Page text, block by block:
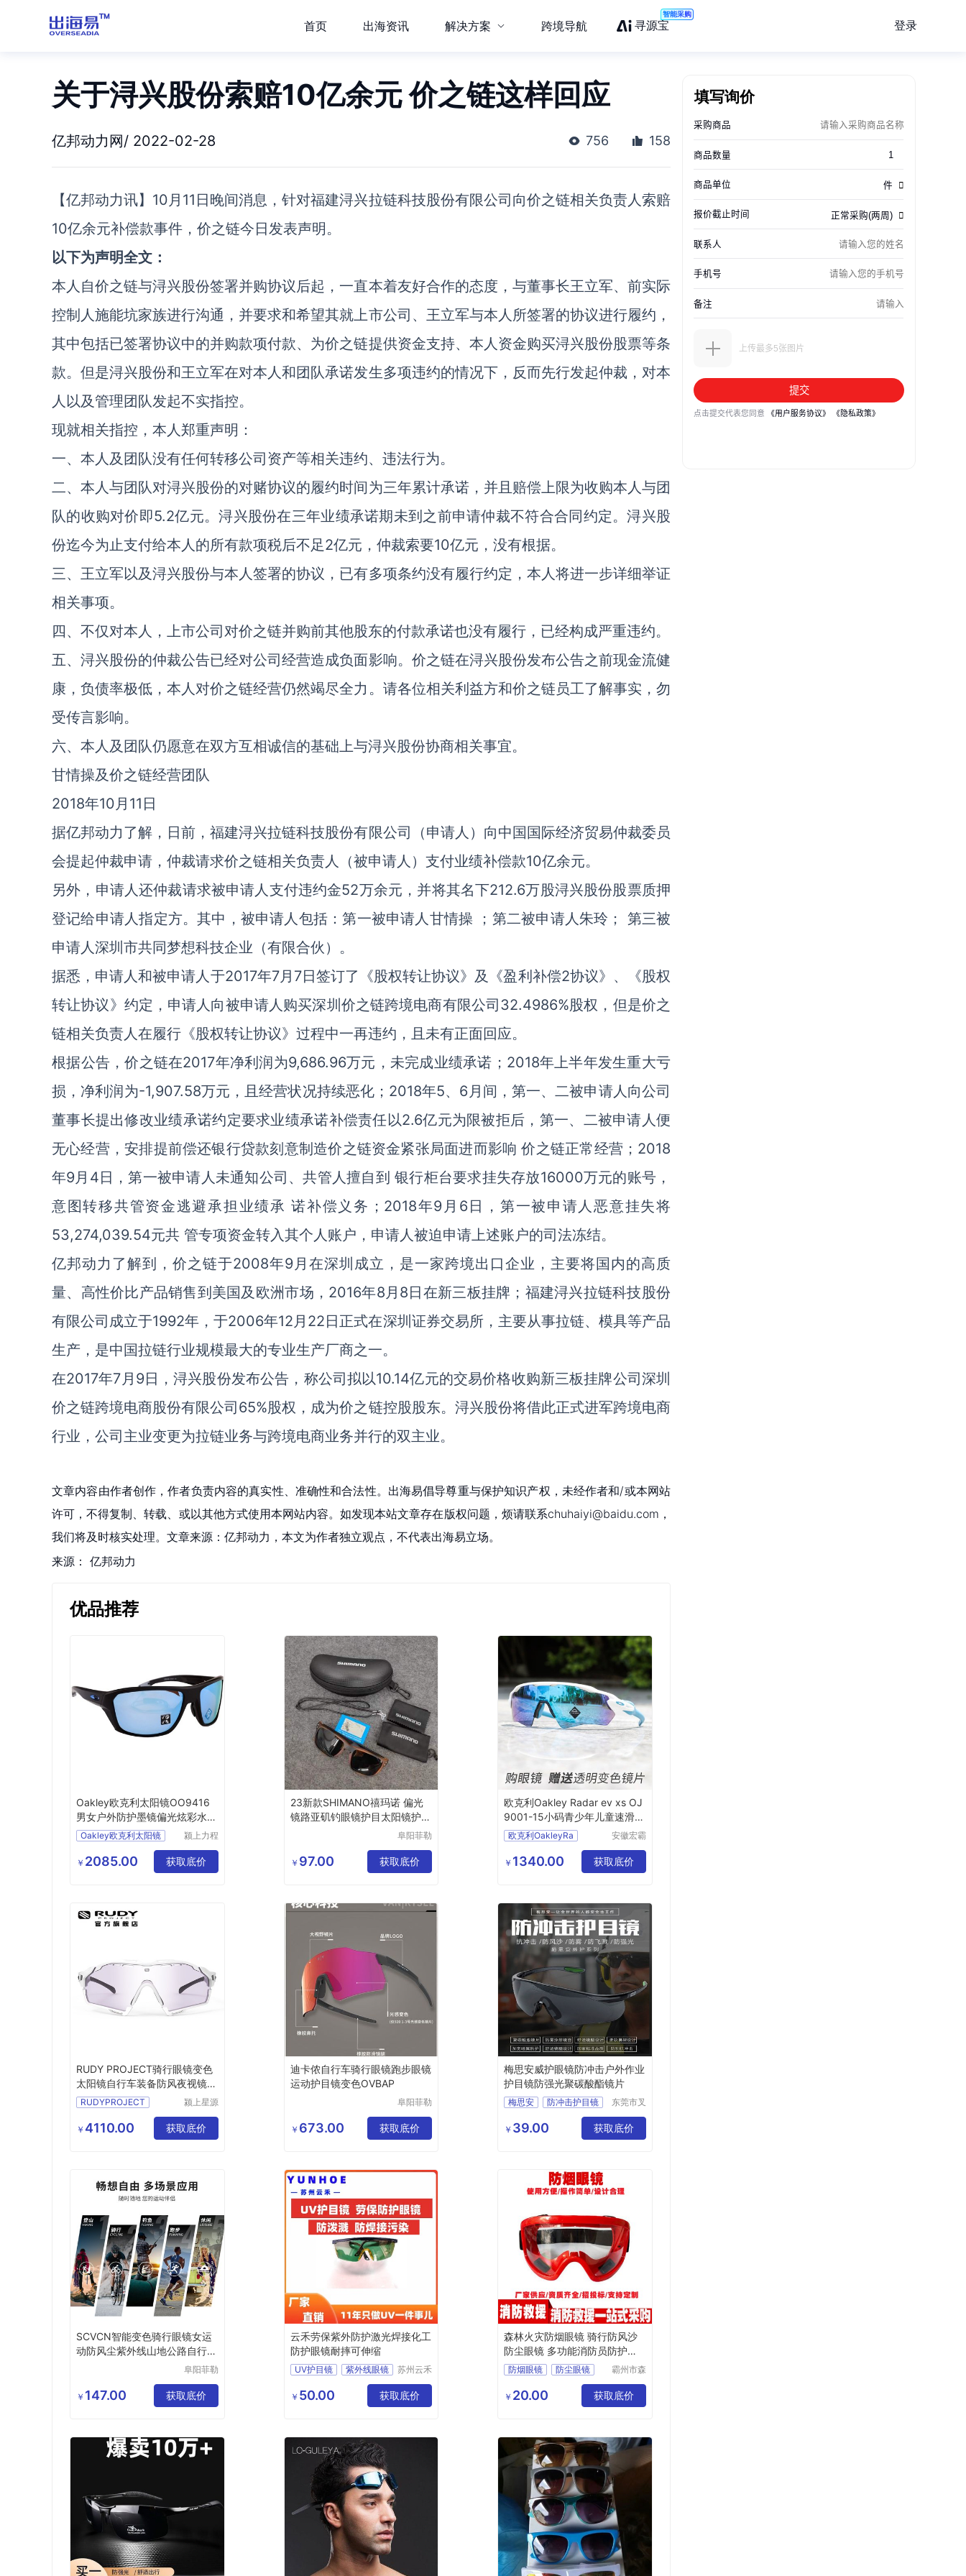
首页 出海资讯 解决方案 跨境导航 寻源宝
智能采购
登录
关于浔兴股份索赔10亿余元 价之链这样回应
亿邦动力网/ 2022-02-28 756 158
【亿邦动力讯】10月11日晚间消息，针对福建浔兴拉链科技股份有限公司向价之链相关负责人索赔
10亿余元补偿款事件，价之链今日发表声明。
以下为声明全文：
本人自价之链与浔兴股份签署并购协议后起，一直本着友好合作的态度，与董事长王立军、前实际
控制人施能坑家族进行沟通，并要求和希望其就上市公司、王立军与本人所签署的协议进行履约，
其中包括已签署协议中的并购款项付款、为价之链提供资金支持、本人资金购买浔兴股份股票等条
款。但是浔兴股份和王立军在对本人和团队承诺发生多项违约的情况下，反而先行发起仲裁，对本
人以及管理团队发起不实指控。
现就相关指控，本人郑重声明：
一、本人及团队没有任何转移公司资产等相关违约、违法行为。
二、本人与团队对浔兴股份的对赌协议的履约时间为三年累计承诺，并且赔偿上限为收购本人与团
队的收购对价即5.2亿元。浔兴股份在三年业绩承诺期未到之前申请仲裁不符合合同约定。浔兴股
份迄今为止支付给本人的所有款项税后不足2亿元，仲裁索要10亿元，没有根据。
三、王立军以及浔兴股份与本人签署的协议，已有多项条约没有履行约定，本人将进一步详细举证
相关事项。
四、不仅对本人，上市公司对价之链并购前其他股东的付款承诺也没有履行，已经构成严重违约。
五、浔兴股份的仲裁公告已经对公司经营造成负面影响。价之链在浔兴股份发布公告之前现金流健
康，负债率极低，本人对价之链经营仍然竭尽全力。请各位相关利益方和价之链员工了解事实，勿
受传言影响。
六、本人及团队仍愿意在双方互相诚信的基础上与浔兴股份协商相关事宜。
甘情操及价之链经营团队
2018年10月11日
据亿邦动力了解，日前，福建浔兴拉链科技股份有限公司（申请人）向中国国际经济贸易仲裁委员
会提起仲裁申请，仲裁请求价之链相关负责人（被申请人）支付业绩补偿款10亿余元。
另外，申请人还仲裁请求被申请人支付违约金52万余元，并将其名下212.6万股浔兴股份股票质押
登记给申请人指定方。其中，被申请人包括：第一被申请人甘情操 ；第二被申请人朱玲； 第三被
申请人深圳市共同梦想科技企业（有限合伙）。
据悉，申请人和被申请人于2017年7月7日签订了《股权转让协议》及《盈利补偿2协议》、《股权
转让协议》约定，申请人向被申请人购买深圳价之链跨境电商有限公司32.4986%股权，但是价之
链相关负责人在履行《股权转让协议》过程中一再违约，且未有正面回应。
根据公告，价之链在2017年净利润为9,686.96万元，未完成业绩承诺；2018年上半年发生重大亏
损，净利润为-1,907.58万元，且经营状况持续恶化；2018年5、6月间，第一、二被申请人向公司
董事长提出修改业绩承诺约定要求业绩承诺补偿责任以2.6亿元为限被拒后，第一、二被申请人便
无心经营，安排提前偿还银行贷款刻意制造价之链资金紧张局面进而影响 价之链正常经营；2018
年9月4日，第一被申请人未通知公司、共管人擅自到 银行柜台要求挂失存放16000万元的账号，
意图转移共管资金逃避承担业绩承 诺补偿义务；2018年9月6日，第一被申请人恶意挂失将
53,274,039.54元共 管专项资金转入其个人账户，申请人被迫申请上述账户的司法冻结。
亿邦动力了解到， 价之链于2008年9月在深圳成立，是一家跨境出口企业，主要将国内的高质
量、高性价比产品销售到美国及欧洲市场，2016年8月8日在新三板挂牌；福建浔兴拉链科技股份
有限公司成立于1992年，于2006年12月22日正式在深圳证券交易所，主要从事拉链、模具等产品
生产，是中国拉链行业规模最大的专业生产厂商之一。
在2017年7月9日，浔兴股份发布公告，称公司拟以10.14亿元的交易价格收购新三板挂牌公司深圳
价之链跨境电商股份有限公司65%股权，成为价之链控股股东。浔兴股份将借此正式进军跨境电商
行业，公司主业变更为拉链业务与跨境电商业务并行的双主业。
文章内容由作者创作，作者负责内容的真实性、准确性和合法性。出海易倡导尊重与保护知识产权，未经作者和/或本网站
许可，不得复制、转载、或以其他方式使用本网站内容。如发现本站文章存在版权问题，烦请联系chuhaiyi@baidu.com，
我们将及时核实处理。文章来源：亿邦动力，本文为作者独立观点，不代表出海易立场。
来源： 亿邦动力
优品推荐
Oakley欧克利太阳镜OO9416
男女户外防护墨镜偏光炫彩水上
运动眼镜
Oakley欧克利太阳镜
颍上力程
有限公司
￥ 2085.00 获取底价
23新款SHIMANO禧玛诺 偏光
镜路亚矶钓眼镜护目太阳镜护眼
阜阳菲勒
公司
￥ 97.00 获取底价
欧克利Oakley Radar ev xs OJ
9001-15小码青少年儿童速滑骑
行眼镜
欧克利OakleyRa
安徽宏霸
有限公司
￥ 1340.00 获取底价
RUDY PROJECT骑行眼镜变色
太阳镜自行车装备防风夜视镜男
CUTLINE
RUDYPROJECT
颍上星源
有限公司
￥ 4110.00 获取底价
迪卡侬自行车骑行眼镜跑步眼镜
运动护目镜变色OVBAP
阜阳菲勒
公司
￥ 673.00 获取底价
梅思安威护眼镜防冲击户外作业
护目镜防强光聚碳酸酯镜片
梅思安
防冲击护目镜
威护眼镜
东莞市叉
络科技有
限公司
￥ 39.00 获取底价
SCVCN智能变色骑行眼镜女运
动防风尘紫外线山地公路自行车
阜阳菲勒
公司
￥ 147.00 获取底价
云禾劳保紫外防护激光焊接化工
防护眼镜耐摔可伸缩
UV护目镜
紫外线眼镜
防护眼镜
苏州云禾
有限公司
￥ 50.00 获取底价
森林火灾防烟眼镜 骑行防风沙
防尘眼镜 多功能消防员防护眼
镜防烟眼镜
防尘眼镜
火灾防烟眼镜
霸州市森
护用品厂
(个体工
￥ 20.00 获取底价
填写询价